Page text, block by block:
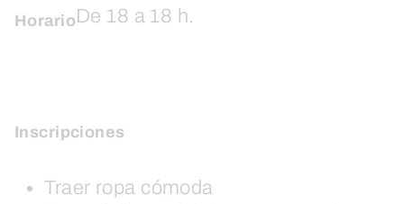
HorarioDe 18 a 18 h.
Inscripciones
Traer ropa cómoda